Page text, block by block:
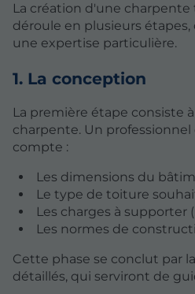
La création d'une
déroule en plusieurs
une expertise particulière.
1. La conception
La première étape consiste
charpente. Un
compte :
Les dimensions du
Le type de toiture
Les charges à supporter
Les normes de
Cette phase se conclut par
détaillés, qui serviront de